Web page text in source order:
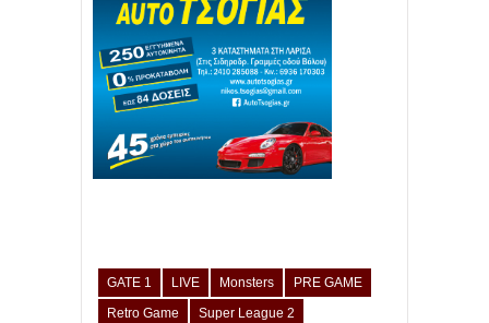
GATE 1 LIVE Monsters
PRE GAME
Retro Game
Super League 2